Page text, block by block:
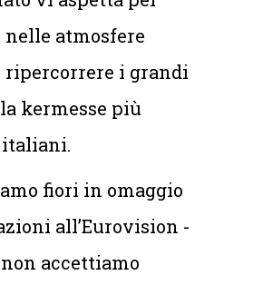
atmosfere
ripercorrere i grandi
kermesse più
italiani.
fiori in omaggio
all’Eurovision -
accettiamo